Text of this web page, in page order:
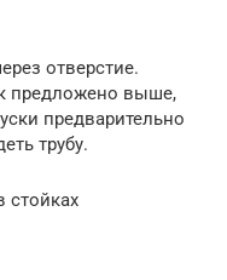
отверстие.
предложено выше,
предварительно
трубу.
стойках